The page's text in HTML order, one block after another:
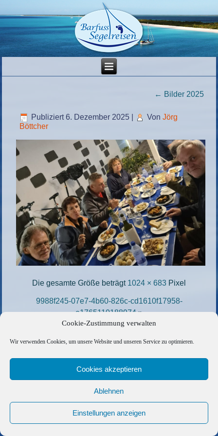
Cookie-Zustimmung verwalten
Wir verwenden Cookies, um unsere Website und unseren Service zu optimieren.
Cookies akzeptieren
Ablehnen
Einstellungen anzeigen
← Bilder 2025
Publiziert 6. Dezember 2025 Von Jörg
Böttcher
Die gesamte Größe beträgt 1024 × 683 Pixel
9988f245-07e7-4b60-826c-cd1610f17958-
e1765110188974»
d6f51f37-9a2c-4bc9-9ec4-a8b163c633fe-
Copyright © 2026 Barfuss Segelreisen GmbH
Kontakt|Impressum|Datenschutz|Cookie-Richtlinie|
Befreundete Links